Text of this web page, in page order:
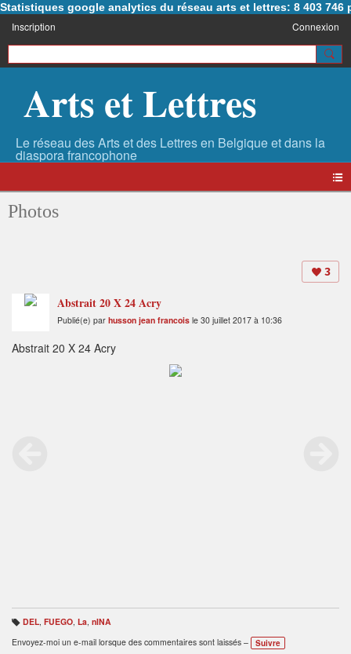
Statistiques google analytics du réseau arts et lettres: 8 403 746
Inscription Connexion
Arts et Lettres
Photos
3
Abstrait 20 X 24 Acry
Publié(e) par husson jean francois le 30 juillet 2017 à 10:36
Abstrait 20 X 24 Acry
B
ali
s
DEL, FUEGO, La, nINA
Envoyez-moi un e-mail lorsque des commentaires sont laissés –
Suivre